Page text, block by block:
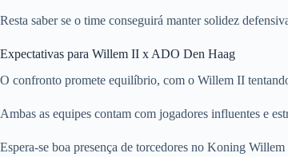
Resta saber se o time conseguirá manter solidez
Expectativas para Willem II x ADO Den Haag
O confronto promete equilíbrio, com o Willem II
Ambas as equipes contam com jogadores influentes e
Espera-se boa presença de torcedores no Koning